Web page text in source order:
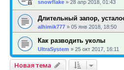
snowflake » 28 апр 2018, 01:43
Длительный запор,
alhimik777 » 05 янв 2018, 18:50
Как разводить уколы
UltraSystem » 25 окт 2017, 16:11
Новая тема